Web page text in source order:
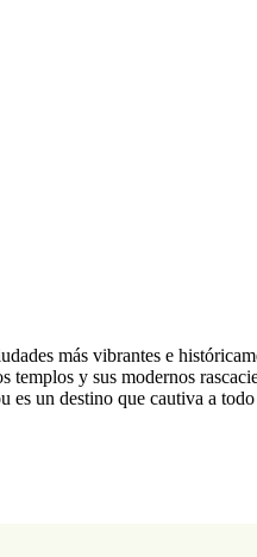
más vibrantes e
templos y sus modernos
es un destino que cautiva a